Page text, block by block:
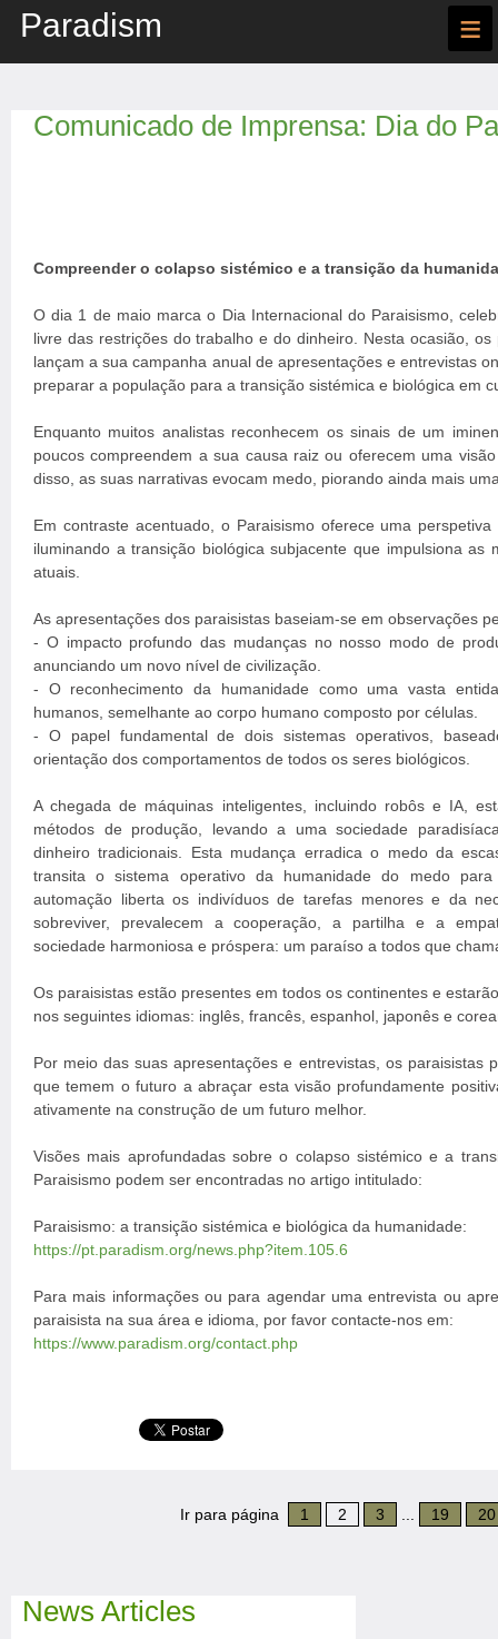
Paradism ≡
Comunicado de Imprensa: Dia do
Compreender o colapso sistémico e a transição da
O dia 1 de maio marca o Dia Internacional do Paraisismo,
livre das restrições do trabalho e do dinheiro. Nesta ocasião,
lançam a sua campanha anual de apresentações e entrevistas
preparar a população para a transição sistémica e biológica em
Enquanto muitos analistas reconhecem os sinais de um
poucos compreendem a sua causa raiz ou oferecem uma
disso, as suas narrativas evocam medo, piorando ainda mais
Em contraste acentuado, o Paraisismo oferece uma
iluminando a transição biológica subjacente que impulsiona as
atuais.
As apresentações dos paraisistas baseiam-se em observações
- O impacto profundo das mudanças no nosso modo de
anunciando um novo nível de civilização.
- O reconhecimento da humanidade como uma vasta
humanos, semelhante ao corpo humano composto por células.
- O papel fundamental de dois sistemas operativos,
orientação dos comportamentos de todos os seres biológicos.
A chegada de máquinas inteligentes, incluindo robôs e IA,
métodos de produção, levando a uma sociedade
dinheiro tradicionais. Esta mudança erradica o medo da
transita o sistema operativo da humanidade do medo
automação liberta os indivíduos de tarefas menores e da
sobreviver, prevalecem a cooperação, a partilha e a
sociedade harmoniosa e próspera: um paraíso a todos que
Os paraisistas estão presentes em todos os continentes e
nos seguintes idiomas: inglês, francês, espanhol, japonês e
Por meio das suas apresentações e entrevistas, os paraisistas
que temem o futuro a abraçar esta visão profundamente
ativamente na construção de um futuro melhor.
Visões mais aprofundadas sobre o colapso sistémico e a
Paraisismo podem ser encontradas no artigo intitulado:
Paraisismo: a transição sistémica e biológica da humanidade:
https://pt.paradism.org/news.php?item.105.6
Para mais informações ou para agendar uma entrevista ou
paraisista na sua área e idioma, por favor contacte-nos em:
https://www.paradism.org/contact.php
Ir para página 1 2 3 19 20
News Articles